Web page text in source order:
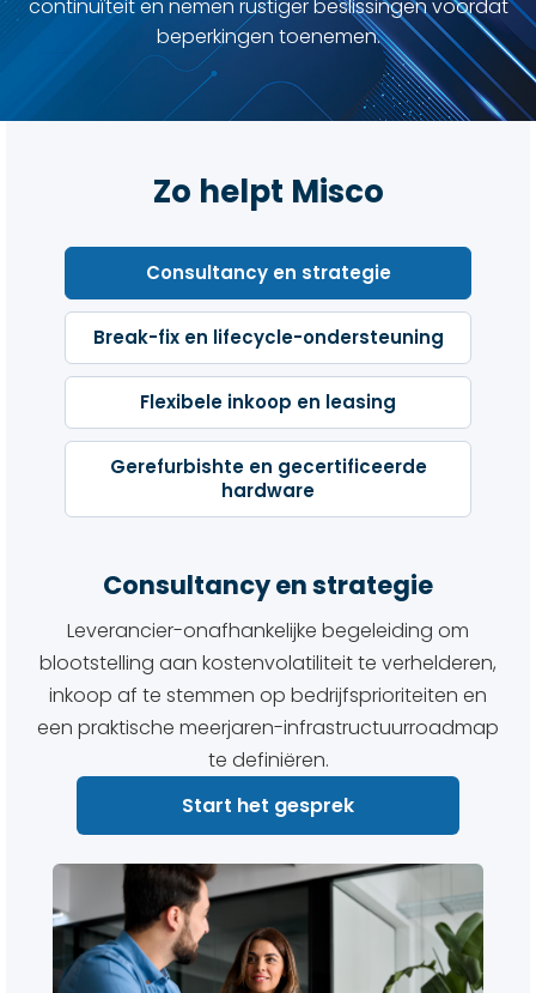
continuïteit en nemen rustiger beslissingen voordat
beperkingen toenemen.
Zo helpt Misco
Consultancy en strategie
Break-fix en lifecycle-ondersteuning
Flexibele inkoop en leasing
Gerefurbishte en gecertificeerde
hardware
Consultancy en strategie
Leverancier-onafhankelijke begeleiding om
blootstelling aan kostenvolatiliteit te verhelderen,
inkoop af te stemmen op bedrijfsprioriteiten en
een praktische meerjaren-infrastructuurroadmap
te definiëren.
Start het gesprek